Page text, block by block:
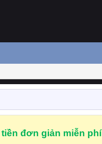
đơn giản miễn phí